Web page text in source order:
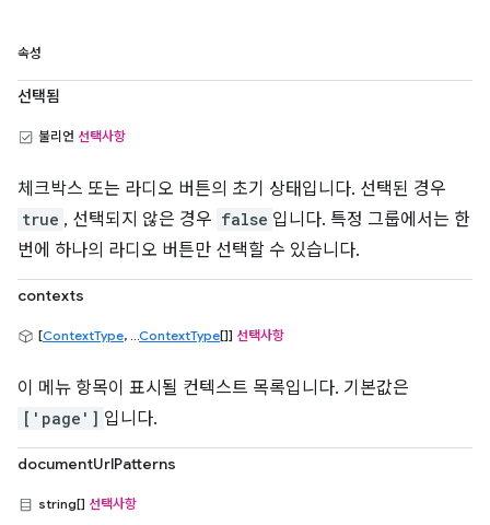
속성
선택됨
불리언 선택사항
체크박스 또는 라디오 버튼의 초기 상태입니다. 선택된 경우
true , 선택되지 않은 경우 false 입니다. 특정 그룹에서는 한
번에 하나의 라디오 버튼만 선택할 수 있습니다.
contexts
[ContextType, ...ContextType[]] 선택사항
이 메뉴 항목이 표시될 컨텍스트 목록입니다. 기본값은
['page'] 입니다.
documentUrlPatterns
string[] 선택사항